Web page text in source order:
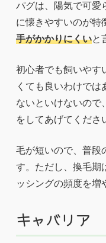
パグは、陽気で可愛
に懐きやすいのが特
手がかかりにくいと
初心者でも飼いやす
くても良いわけで
ないといけないので
をしてあげてくださ
毛が短いので、普段
す。ただし、換毛期
ッシングの頻度を増
キャバリア